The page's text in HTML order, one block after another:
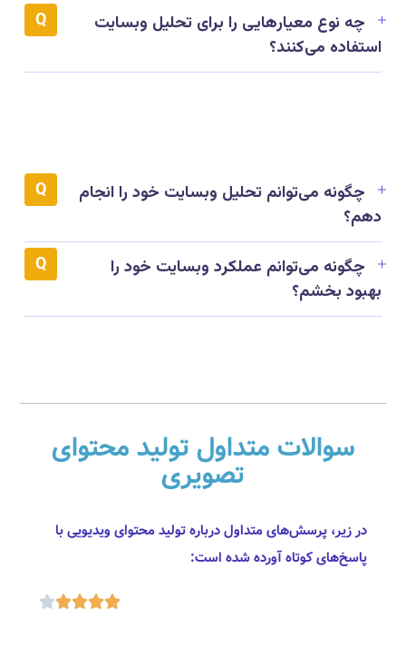
چه نوع معیارهایی را برای تحلیل وبسایت
استفاده می‌کنند؟
چگونه می‌توانم تحلیل وبسایت خود را انجام
دهم؟
چگونه می‌توانم عملکرد وبسایت خود را
بهبود بخشم؟
سوالات متداول تولید محتوای
تصویری
در زیر، پرسش‌های متداول درباره تولید محتوای ویدیویی با
پاسخ‌های کوتاه آورده شده است:




